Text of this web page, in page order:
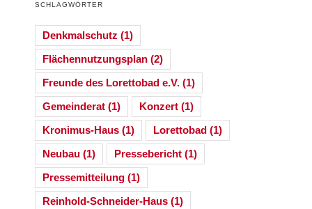
SCHLAGWÖRTER
Denkmalschutz (1)
Flächennutzungsplan (2)
Freunde des Lorettobad e.V. (1)
Gemeinderat (1) Konzert (1)
Kronimus-Haus (1) Lorettobad (1)
Neubau (1) Pressebericht (1)
Pressemitteilung (1)
Reinhold-Schneider-Haus (1)